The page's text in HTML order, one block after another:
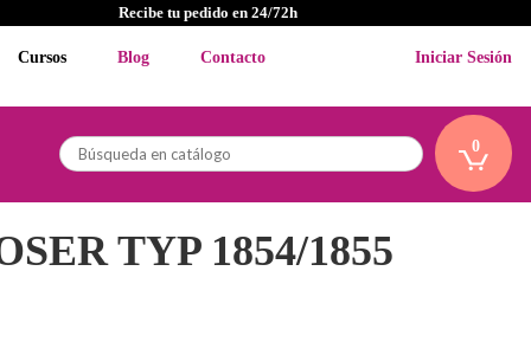
Recibe tu pedido en 24/72h
Cursos Blog Contacto Iniciar Sesión
0
TYP 1854/1855